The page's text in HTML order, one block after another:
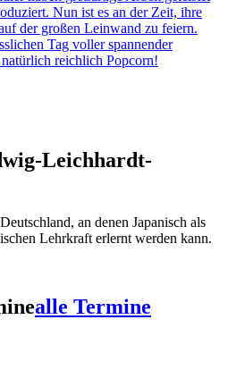
Nun ist es an der Zeit, ihre
der großen Leinwand zu feiern.
Tag voller spannender
reichlich Popcorn!
Leichhardt-
an denen Japanisch als
Lehrkraft erlernt werden kann.
alle Termine